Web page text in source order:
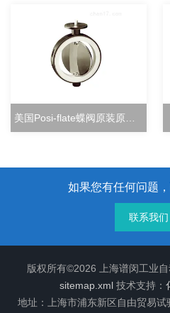
如果您有任何问题
联系我们
版权所有©2026 上海谱闵工业
sitemap.xml 技术支持：
地址：上海市浦东新区自由贸易